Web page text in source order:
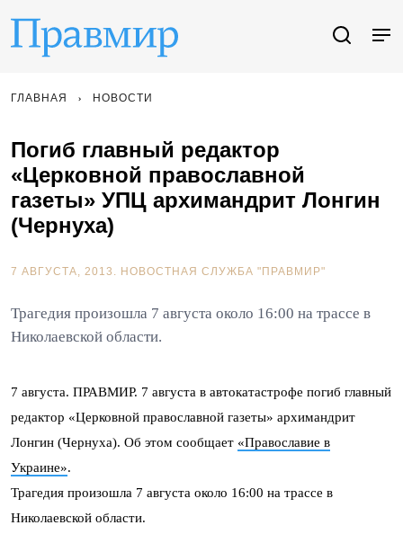
ГЛАВНАЯ НОВОСТИ
Погиб главный редактор
«Церковной православной
газеты» УПЦ архимандрит Лонгин
(Чернуха)
7 АВГУСТА, 2013. НОВОСТНАЯ СЛУЖБА "ПРАВМИР"
Трагедия произошла 7 августа около 16:00 на трассе в
Николаевской области.
7 августа. ПРАВМИР. 7 августа в автокатастрофе погиб главный
редактор «Церковной православной газеты» архимандрит
Лонгин (Чернуха). Об этом сообщает «Православие в
Украине».
Трагедия произошла 7 августа около 16:00 на трассе в
Николаевской области.